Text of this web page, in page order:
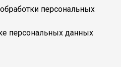
персональных
персональных данных